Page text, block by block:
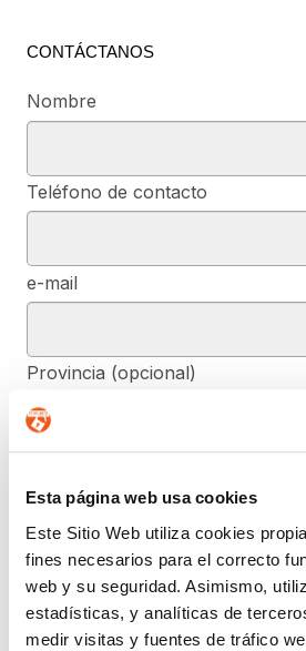
Esta página web usa cookies
Este Sitio Web utiliza cookies
fines necesarios para el correcto
web y su seguridad. Asimismo,
estadísticas, y analíticas de
medir visitas y fuentes de tráfico
CONTÁCTANOS
Nombre
Teléfono de contacto
e-mail
Provincia (opcional)
De conformidad con el RGPD y la
PRIVACIDAD DE DATOS, S.L. tratará los
finalidad de contestar a las dudas y/o
del presente formulario y facilitar la
ejercer, si lo desea, los derechos de